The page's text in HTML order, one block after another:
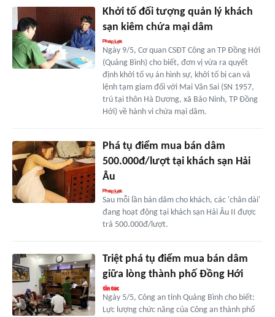
Khởi tố đối tượng quản lý khách
sạn kiêm chứa mại dâm
Ngày 9/5, Cơ quan CSĐT Công an TP Đồng Hới
(Quảng Bình) cho biết, đơn vị vừa ra quyết
định khởi tố vụ án hình sự, khởi tố bị can và
lệnh tạm giam đối với Mai Văn Sai (SN 1957,
trú tại thôn Hà Dương, xã Bảo Ninh, TP Đồng
Hới) về hành vi chứa mại dâm.
Phá tụ điểm mua bán dâm
500.000đ/lượt tại khách sạn Hải
Âu
Sau mỗi lần bán dâm cho khách, các 'chân dài'
đang hoạt động tại khách sạn Hải Âu II được
trả 500.000đ/lượt.
Triệt phá tụ điểm mua bán dâm
giữa lòng thành phố Đồng Hới
Ngày 5/5, Công an tỉnh Quảng Bình cho biết:
Lực lượng chức năng của Công an thành phố